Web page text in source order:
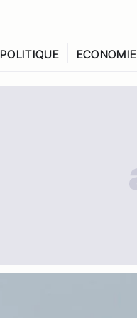
POLITIQUE ECONOMIE